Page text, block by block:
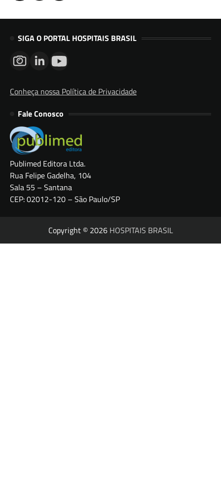
SIGA O PORTAL HOSPITAIS BRASIL
Conheça nossa Política de Privacidade
Fale Conosco
Publimed Editora Ltda.
Rua Felipe Gadelha, 104
Sala 55 – Santana
CEP: 02012-120 – São Paulo/SP
Copyright © 2026 HOSPITAIS BRASIL